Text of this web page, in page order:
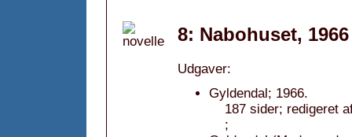
8: Nabohuset, 1966
Udgaver:
Gyldendal; 1966.
187 sider; redigeret
;